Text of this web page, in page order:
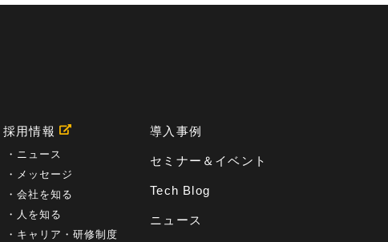
採用情報
ニュース
メッセージ
会社を知る
人を知る
キャリア・研修制度
導入事例
セミナー＆イベント
Tech Blog
ニュース